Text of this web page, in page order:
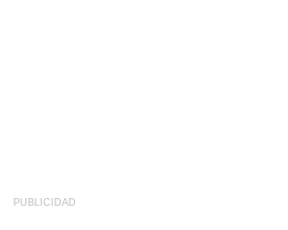
PUBLICIDAD